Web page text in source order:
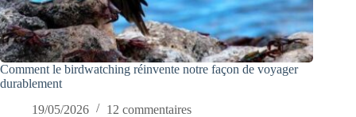
Comment le birdwatching réinvente notre façon de voyager
durablement
19/05/2026
12 commentaires